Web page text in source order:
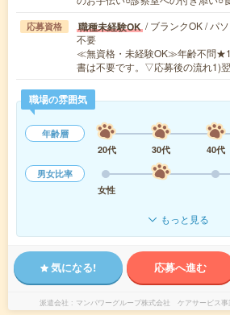
応募資格 職種未経験OK / ブランクOK / パ
不要
≪無資格・未経験OK≫年齢不問
書は不要です。▽応募後の流れ1)
職場の雰囲気
年齢層
20代
30代 40代
男女比率
女性
もっと見る
気になる! 応募へ進む
派遣会社 マンパワーグループ株式会社 ケアサービス